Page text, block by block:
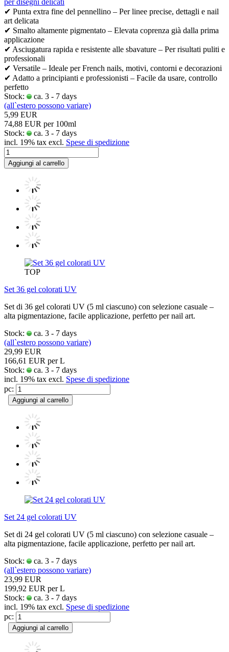
✔ Punta extra fine del pennellino – Per linee precise, dettagli e nail
art delicata
✔ Smalto altamente pigmentato – Elevata coprenza già dalla prima
applicazione
✔ Asciugatura rapida e resistente alle sbavature – Per risultati puliti e
professionali
✔ Versatile – Ideale per French nails, motivi, contorni e decorazioni
✔ Adatto a principianti e professionisti – Facile da usare, controllo
perfetto
Stock:
ca. 3 - 7 days
(all`estero possono variare)
5,99 EUR
74,88 EUR per 100ml
Stock:
ca. 3 - 7 days
incl. 19% tax excl. Spese di spedizione
Aggiungi al carrello
TOP
Set 36 gel colorati UV
Set di 36 gel colorati UV (5 ml ciascuno) con selezione casuale –
alta pigmentazione, facile applicazione, perfetto per nail art.
Stock:
ca. 3 - 7 days
(all`estero possono variare)
29,99 EUR
166,61 EUR per L
Stock:
ca. 3 - 7 days
incl. 19% tax excl. Spese di spedizione
pc:
Aggiungi al carrello
Set 24 gel colorati UV
Set di 24 gel colorati UV (5 ml ciascuno) con selezione casuale –
alta pigmentazione, facile applicazione, perfetto per nail art.
Stock:
ca. 3 - 7 days
(all`estero possono variare)
23,99 EUR
199,92 EUR per L
Stock:
ca. 3 - 7 days
incl. 19% tax excl. Spese di spedizione
pc:
Aggiungi al carrello